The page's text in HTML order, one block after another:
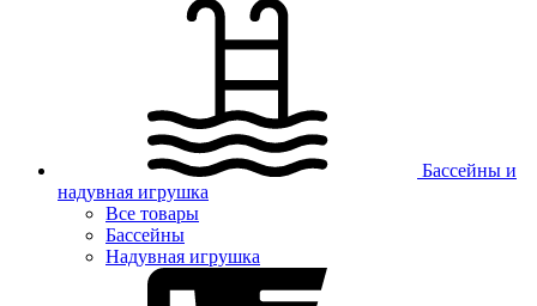
Бассейны и
надувная игрушка
Все товары
Бассейны
Надувная игрушка